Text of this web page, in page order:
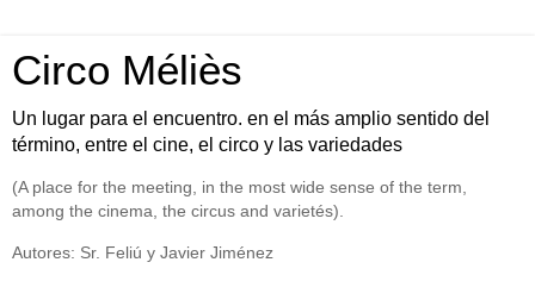
Circo Méliès
Un lugar para el encuentro. en el más amplio sentido del
término, entre el cine, el circo y las variedades
(A place for the meeting, in the most wide sense of the term,
among the cinema, the circus and varietés).
Autores: Sr. Feliú y Javier Jiménez